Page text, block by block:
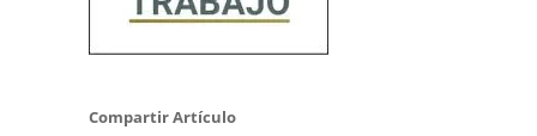
Compartir Artículo